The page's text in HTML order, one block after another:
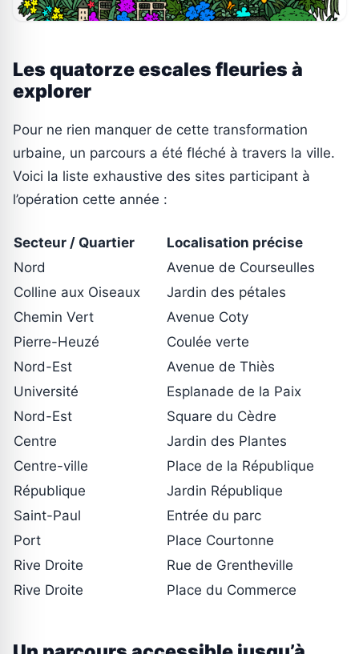
Les quatorze escales fleuries à
explorer
Pour ne rien manquer de cette transformation
urbaine, un parcours a été fléché à travers la ville.
Voici la liste exhaustive des sites participant à
l’opération cette année :
Secteur / Quartier
Localisation précise
Nord
Avenue de Courseulles
Colline aux Oiseaux
Jardin des pétales
Chemin Vert
Avenue Coty
Pierre-Heuzé
Coulée verte
Nord-Est
Avenue de Thiès
Université
Esplanade de la Paix
Nord-Est
Square du Cèdre
Centre
Jardin des Plantes
Centre-ville
Place de la République
République
Jardin République
Saint-Paul
Entrée du parc
Port
Place Courtonne
Rive Droite
Rue de Grentheville
Rive Droite
Place du Commerce